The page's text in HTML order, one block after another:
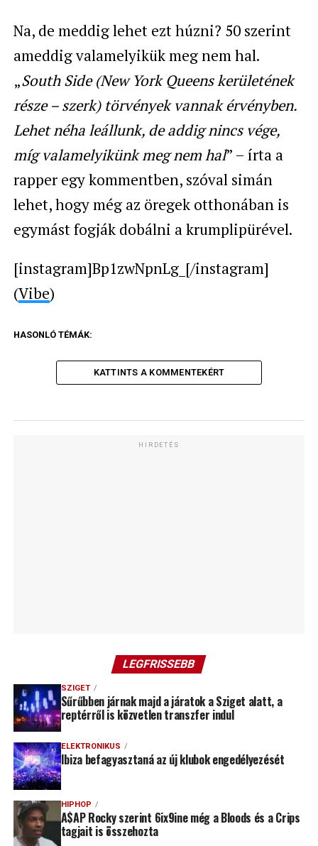
Na, de meddig lehet ezt húzni? 50 szerint
ameddig valamelyikük meg nem hal.
„South Side (New York Queens kerületének
része – szerk) törvények vannak érvényben.
Lehet néha leállunk, de addig nincs vége,
míg valamelyikünk meg nem hal” – írta a
rapper egy kommentben, szóval simán
lehet, hogy még az öregek otthonában is
egymást fogják dobálni a krumplipürével.
[instagram]Bp1zwNpnLg_[/instagram]
(Vibe)
HASONLÓ TÉMÁK:
KATTINTS A KOMMENTEKÉRT
HIRDETÉS
LEGFRISSEBB
SZIGET
Sűrűbben járnak majd a járatok a Sziget alatt, a
reptérről is közvetlen transzfer indul
ELEKTRONIKUS
Ibiza befagyasztaná az új klubok engedélyezését
HIPHOP
A$AP Rocky szerint 6ix9ine még a Bloods és a Crips
tagjait is összehozta